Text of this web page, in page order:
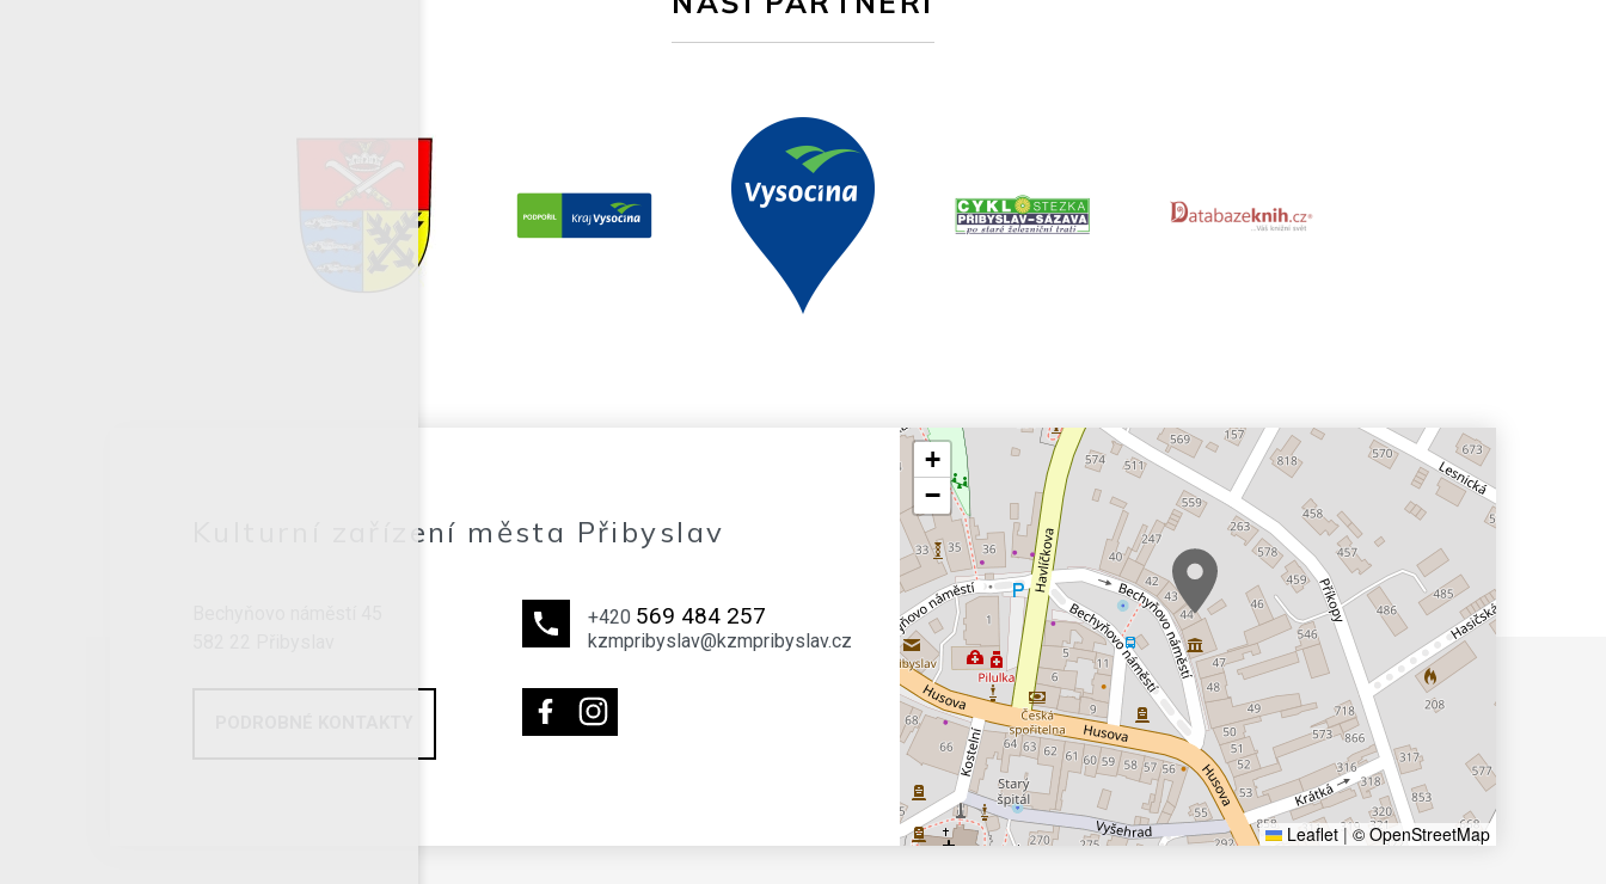
Kulturní zařízení města Přibyslav
+420 569 484 257
kzmpribyslav@kzmpribyslav.cz
+
−
Leaflet | © OpenStreetMap